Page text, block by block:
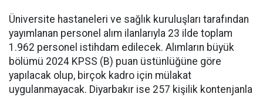
Üniversite hastaneleri ve sağlık kuruluşları tarafından
yayımlanan personel alım ilanlarıyla 23 ilde toplam
1.962 personel istihdam edilecek. Alımların büyük
bölümü 2024 KPSS (B) puan üstünlüğüne göre
yapılacak olup, birçok kadro için mülakat
uygulanmayacak. Diyarbakır ise 257 kişilik kontenjanla